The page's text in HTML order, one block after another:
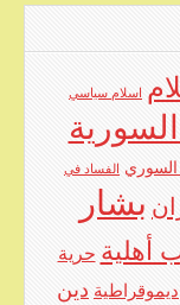
اسلام سياسي
السورية
السوري الفساد في
بشار
أهلية حرية
ديموقراطية دين